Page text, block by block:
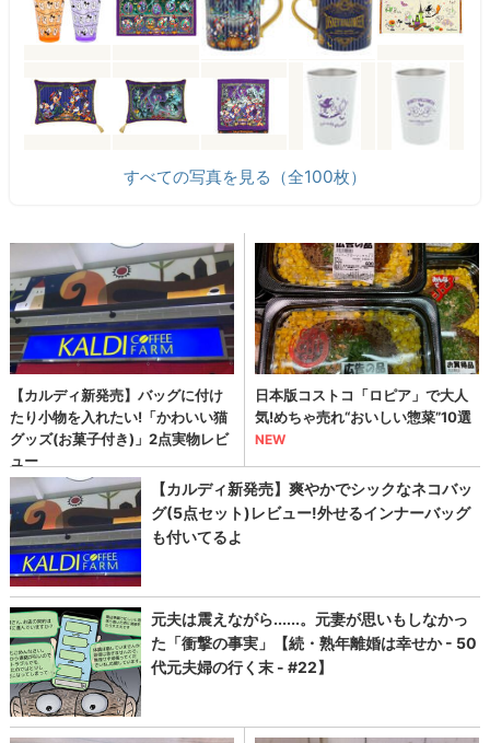
すべての写真を見る（全100枚）